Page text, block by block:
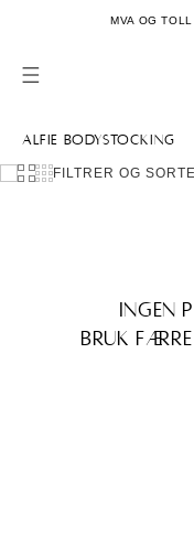
MVA OG
no.general.menu
Samling:
Alfie Bodystocking
FILTRER OG
Ingen
Bruk